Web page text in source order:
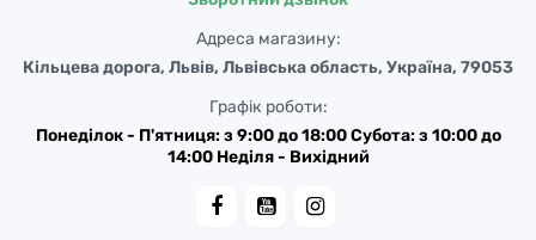
Адреса магазину:
Кільцева дорога, Львів, Львівська область, Україна, 79053
Графік роботи:
Понеділок - П'ятниця: з 9:00 до 18:00 Субота: з 10:00 до
14:00 Неділя - Вихідний